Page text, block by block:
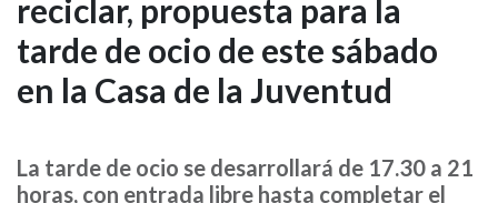
mejorar
el
ambiente
reciclar, propuesta para la
tarde de ocio de este sábado
en la Casa de la Juventud
La tarde de ocio se desarrollará de 17.30 a 21
horas, con entrada libre hasta completar el